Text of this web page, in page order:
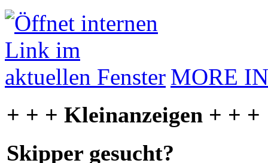
MORE
+ + + Kleinanzeigen + + +
Skipper gesucht?